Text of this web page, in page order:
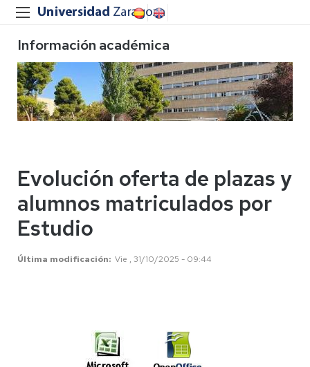
Información académica
Evolución oferta de plazas y
alumnos matriculados por
Estudio
Última modificación Vie , 31/10/2025 - 09:44